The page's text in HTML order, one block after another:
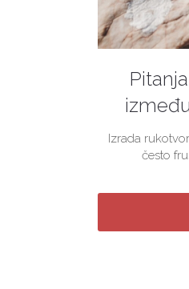
Izrada
često